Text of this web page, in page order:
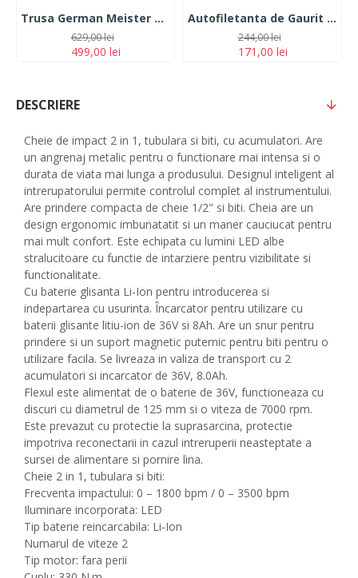
Trusa German Meister Masina cu Impact + Polizor Unghiular 128V, 6Ah, cu 2 Acumulatori
499,00 lei
629,00 lei
Autofiletanta de Gaurit si Insurubat German Meister 36V, 5 Ah Galbena cu 2 Acumulatori + 30 Accesorii
171,00 lei
244,00 lei
DESCRIERE
Cheie de impact 2 in 1, tubulara si biti, cu acumulatori. Are
un angrenaj metalic pentru o functionare mai intensa si o
durata de viata mai lunga a produsului. Designul inteligent al
intrerupatorului permite controlul complet al instrumentului.
Are prindere compacta de cheie 1/2" si biti. Cheia are un
design ergonomic imbunatatit si un maner cauciucat pentru
mai mult confort. Este echipata cu lumini LED albe
stralucitoare cu functie de intarziere pentru vizibilitate si
functionalitate.
Cu baterie glisanta Li-Ion pentru introducerea si
indepartarea cu usurinta. Încarcator pentru utilizare cu
baterii glisante litiu-ion de 36V si 8Ah. Are un snur pentru
prindere si un suport magnetic puternic pentru biti pentru o
utilizare facila. Se livreaza in valiza de transport cu 2
acumulatori si incarcator de 36V, 8.0Ah.
Flexul este alimentat de o baterie de 36V, functioneaza cu
discuri cu diametrul de 125 mm si o viteza de 7000 rpm.
Este prevazut cu protectie la suprasarcina, protectie
impotriva reconectarii in cazul intreruperii neasteptate a
sursei de alimentare si pornire lina.
Cheie 2 in 1, tubulara si biti:
Frecventa impactului: 0 – 1800 bpm / 0 – 3500 bpm
Iluminare incorporata: LED
Tip baterie reincarcabila: Li-Ion
Numarul de viteze 2
Tip motor: fara perii